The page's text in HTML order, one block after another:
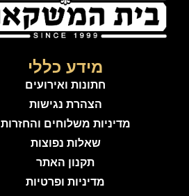
מידע כללי
חתונות ואירועים
הצהרת נגישות
מדיניות משלוחים והחזרות
שאלות נפוצות
תקנון האתר
מדיניות ופרטיות